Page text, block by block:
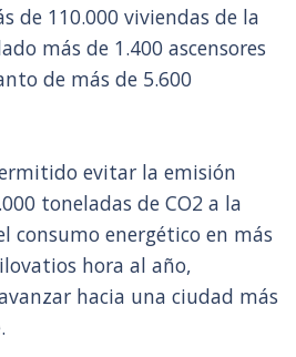
de 110.000 viviendas de la
más de 1.400 ascensores
de más de 5.600
evitar la emisión
toneladas de CO2 a la
consumo energético en más
hora al año,
hacia una ciudad más